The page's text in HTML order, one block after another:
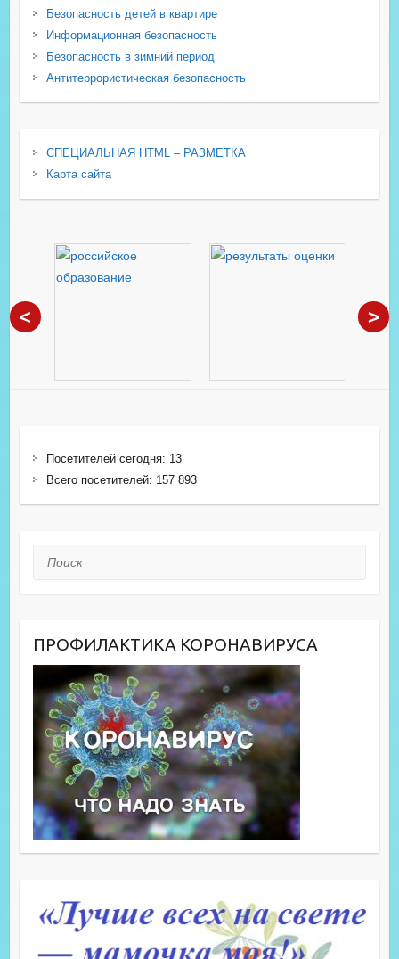
Безопасность детей в квартире
Информационная безопасность
Безопасность в зимний период
Антитеррористическая безопасность
СПЕЦИАЛЬНАЯ HTML – РАЗМЕТКА
Карта сайта
< >
Посетителей сегодня: 13
Всего посетителей: 157 893
Поиск
ПРОФИЛАКТИКА КОРОНАВИРУСА